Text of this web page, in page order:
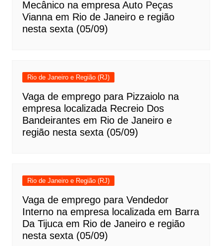
Mecânico na empresa Auto Peças
Vianna em Rio de Janeiro e região
nesta sexta (05/09)
Rio de Janeiro e Região (RJ)
Vaga de emprego para Pizzaiolo na
empresa localizada Recreio Dos
Bandeirantes em Rio de Janeiro e
região nesta sexta (05/09)
Rio de Janeiro e Região (RJ)
Vaga de emprego para Vendedor
Interno na empresa localizada em Barra
Da Tijuca em Rio de Janeiro e região
nesta sexta (05/09)